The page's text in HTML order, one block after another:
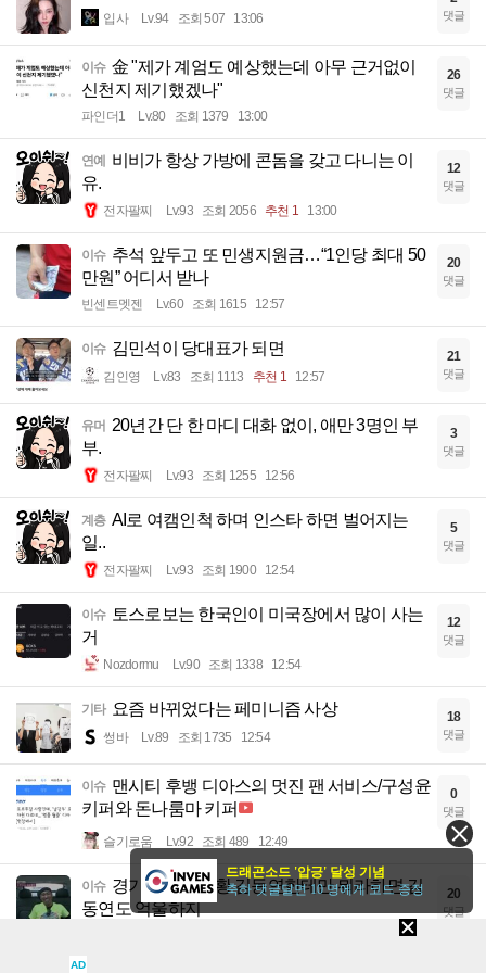
입사 Lv.94 조회 507 13:06 댓글
이슈 金 "제가 계엄도 예상했는데 아무 근거없이
신천지 제기했겠나"
파인더1 Lv.80 조회 1379 13:00
26
댓글
연예 비비가 항상 가방에 콘돔을 갖고 다니는 이
유.
전자팔찌 Lv.93 조회 2056 추천 1 13:00
12
댓글
이슈 추석 앞두고 또 민생지원금…“1인당 최대 50
만원” 어디서 받나
빈센트멧젠 Lv.60 조회 1615 12:57
20
댓글
이슈 김민석이 당대표가 되면
김인영 Lv.83 조회 1113 추천 1 12:57
21
댓글
유머 20년간 단 한 마디 대화 없이, 애만 3명인 부
부.
전자팔찌 Lv.93 조회 1255 12:56
3
댓글
계층 AI로 여캠인척 하며 인스타 하면 벌어지는
일..
전자팔찌 Lv.93 조회 1900 12:54
5
댓글
이슈
토스로보는 한국인이 미국장에서 많이 사는
거
Nozdormu Lv.90 조회 1338 12:54
12
댓글
기타 요즘 바뀌었다는 페미니즘 사상
썽바 Lv.89 조회 1735 12:54
18
댓글
이슈 맨시티 후뱅 디아스의 멋진 팬 서비스/구성윤
키퍼와 돈나룸마 키퍼
슬기로움 Lv.92 조회 489 12:49
0
댓글
이슈 경기도 재정상황 김동연한테만 뭐라하면 김
동연도 억울하지
20
댓글
AD
드래곤소드 '압긍' 달성 기념
축하 댓글달면 10 명에게 코드 증정